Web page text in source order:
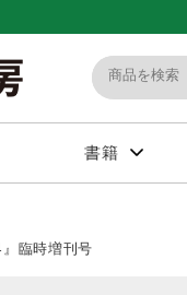
書籍
』臨時増刊号